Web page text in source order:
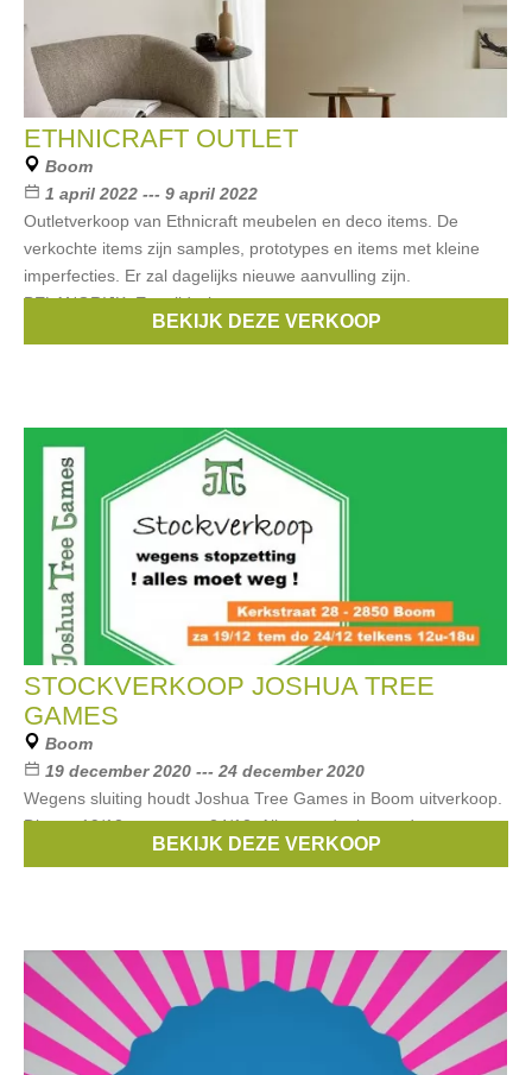
ETHNICRAFT OUTLET
Boom
1 april 2022 --- 9 april 2022
Outletverkoop van Ethnicraft meubelen en deco items. De
verkochte items zijn samples, prototypes en items met kleine
imperfecties. Er zal dagelijks nieuwe aanvulling zijn.
BELANGRIJK: Een tijdsslot
Ethnicraft
BEKIJK DEZE VERKOOP
STOCKVERKOOP JOSHUA TREE
GAMES
Boom
19 december 2020 --- 24 december 2020
Wegens sluiting houdt Joshua Tree Games in Boom uitverkoop.
Dit van 19/12 tot en met 24/12. Alles wordt uiteraard corona
proof georganiseerd.BEKIJK DEZE VERKOOP